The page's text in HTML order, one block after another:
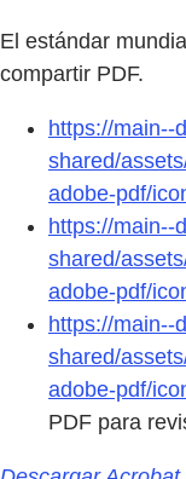
El estándar
compartir PDF.
https://main--
shared/
adobe-pdf/
https://main--
shared/
adobe-pdf/
https://main--
shared/
adobe-pdf/
PDF para